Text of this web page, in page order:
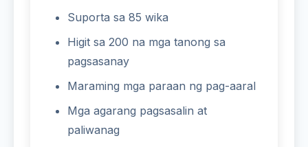
Suporta sa 85 wika
Higit sa 200 na mga tanong sa
pagsasanay
Maraming mga paraan ng pag-aaral
Mga agarang pagsasalin at
paliwanag